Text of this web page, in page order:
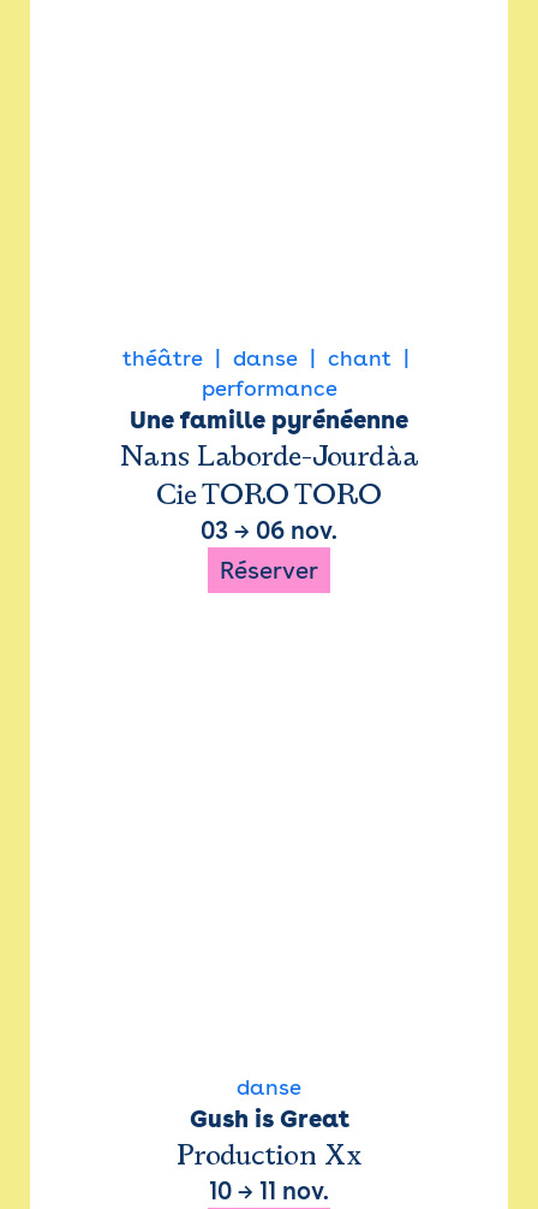
théâtre danse
chant
performance
Une famille pyrénéenne
Nans Laborde-Jourdàa
Cie TORO TORO
03 → 06 nov.
Réserver
danse
Gush is Great
Production Xx
10 → 11 nov.